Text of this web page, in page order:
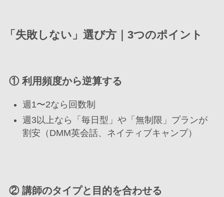
「失敗しない」選び方｜3つのポイント
① 利用頻度から逆算する
週1〜2なら回数制
週3以上なら「毎日型」や「無制限」プランが
割安（DMM英会話、ネイティブキャンプ）
② 講師のタイプと目的を合わせる